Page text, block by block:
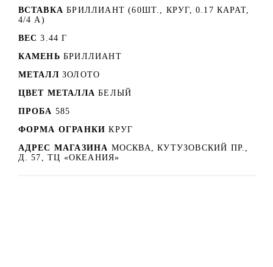
ВСТАВКА БРИЛЛИАНТ (60ШТ., КРУГ, 0.17 КАРАТ,
4/4 A)
ВЕС 3.44 Г
КАМЕНЬ БРИЛЛИАНТ
МЕТАЛЛ ЗОЛОТО
ЦВЕТ МЕТАЛЛА БЕЛЫЙ
ПРОБА 585
ФОРМА ОГРАНКИ КРУГ
АДРЕС МАГАЗИНА МОСКВА, КУТУЗОВСКИЙ ПР.,
Д. 57, ТЦ «ОКЕАНИЯ»